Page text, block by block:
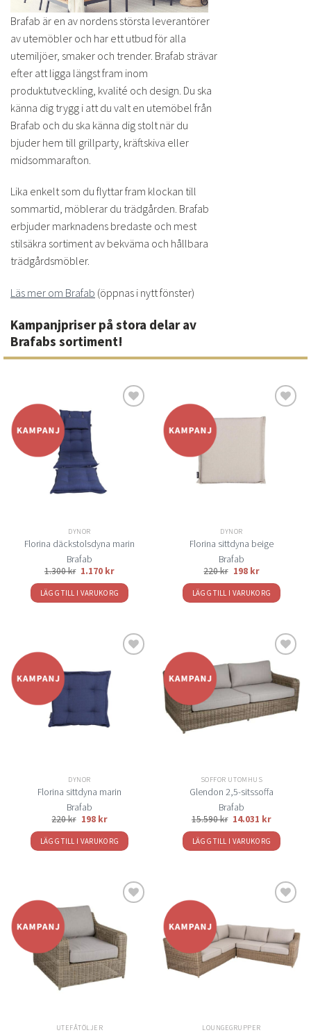
Brafab är en av nordens största leverantörer
av utemöbler och har ett utbud för alla
utemiljöer, smaker och trender. Brafab strävar
efter att ligga längst fram inom
produktutveckling, kvalité och design. Du ska
känna dig trygg i att du valt en utemöbel från
Brafab och du ska känna dig stolt när du
bjuder hem till grillparty, kräftskiva eller
midsommarafton.
Lika enkelt som du flyttar fram klockan till
sommartid, möblerar du trädgården. Brafab
erbjuder marknadens bredaste och mest
stilsäkra sortiment av bekväma och hållbara
trädgårdsmöbler.
Läs mer om Brafab (öppnas i nytt fönster)
Kampanjpriser på stora delar av
Brafabs sortiment!
DYNOR
Florina däckstolsdyna marin
Brafab
1.300kr 1.170 kr
LÄGG TILL I VARUKORG
DYNOR
Florina sittdyna beige
Brafab
220kr 198 kr
LÄGG TILL I VARUKORG
önskelistan
DYNOR
Florina sittdyna marin
Brafab
220kr 198 kr
LÄGG TILL I VARUKORG
Lägg
till i
önskelistan
SOFFOR UTOMHUS
Glendon 2,5-sitssoffa
Brafab
15.590kr 14.031 kr
LÄGG TILL I VARUKORG
till i
önskelistan
UTEFÅTÖLJER
Lägg
önskelistan
LOUNGEGRUPPER